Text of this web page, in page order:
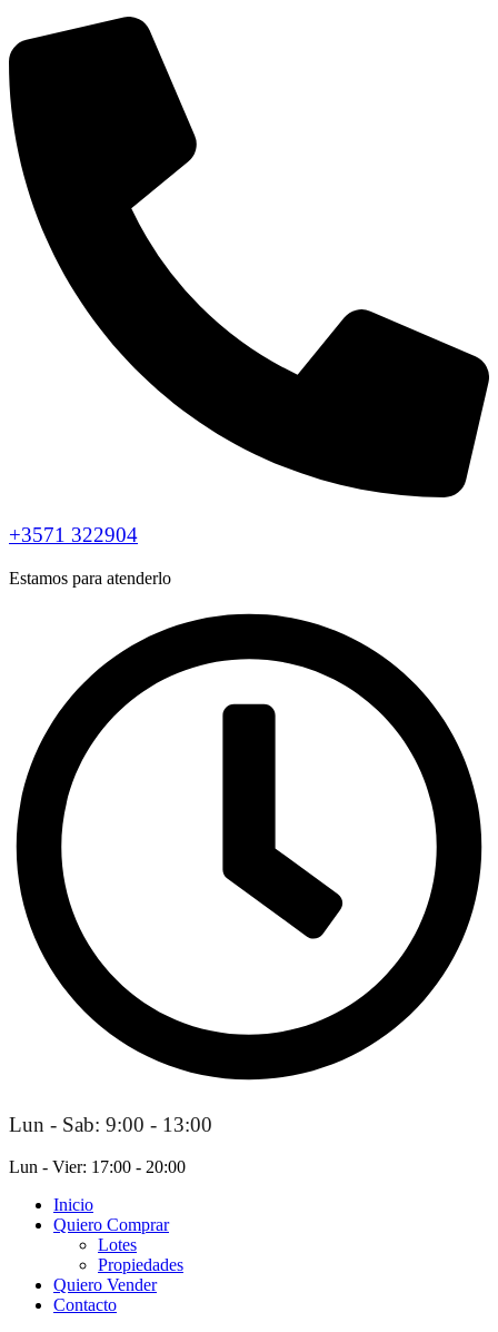
+3571 322904
Estamos para atenderlo
Lun - Sab: 9:00 - 13:00
Lun - Vier: 17:00 - 20:00
Inicio
Quiero Comprar
Lotes
Propiedades
Quiero Vender
Contacto